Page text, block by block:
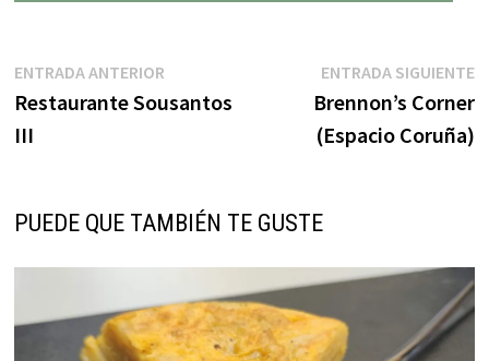
Navegación
de
ENTRADA ANTERIOREntrada
anterior:
Restaurante Sousantos
III
ENTRADA SIGUIENTE
Brennon’s Corner
(Espacio Coruña)
PUEDE QUE TAMBIÉN TE GUSTE